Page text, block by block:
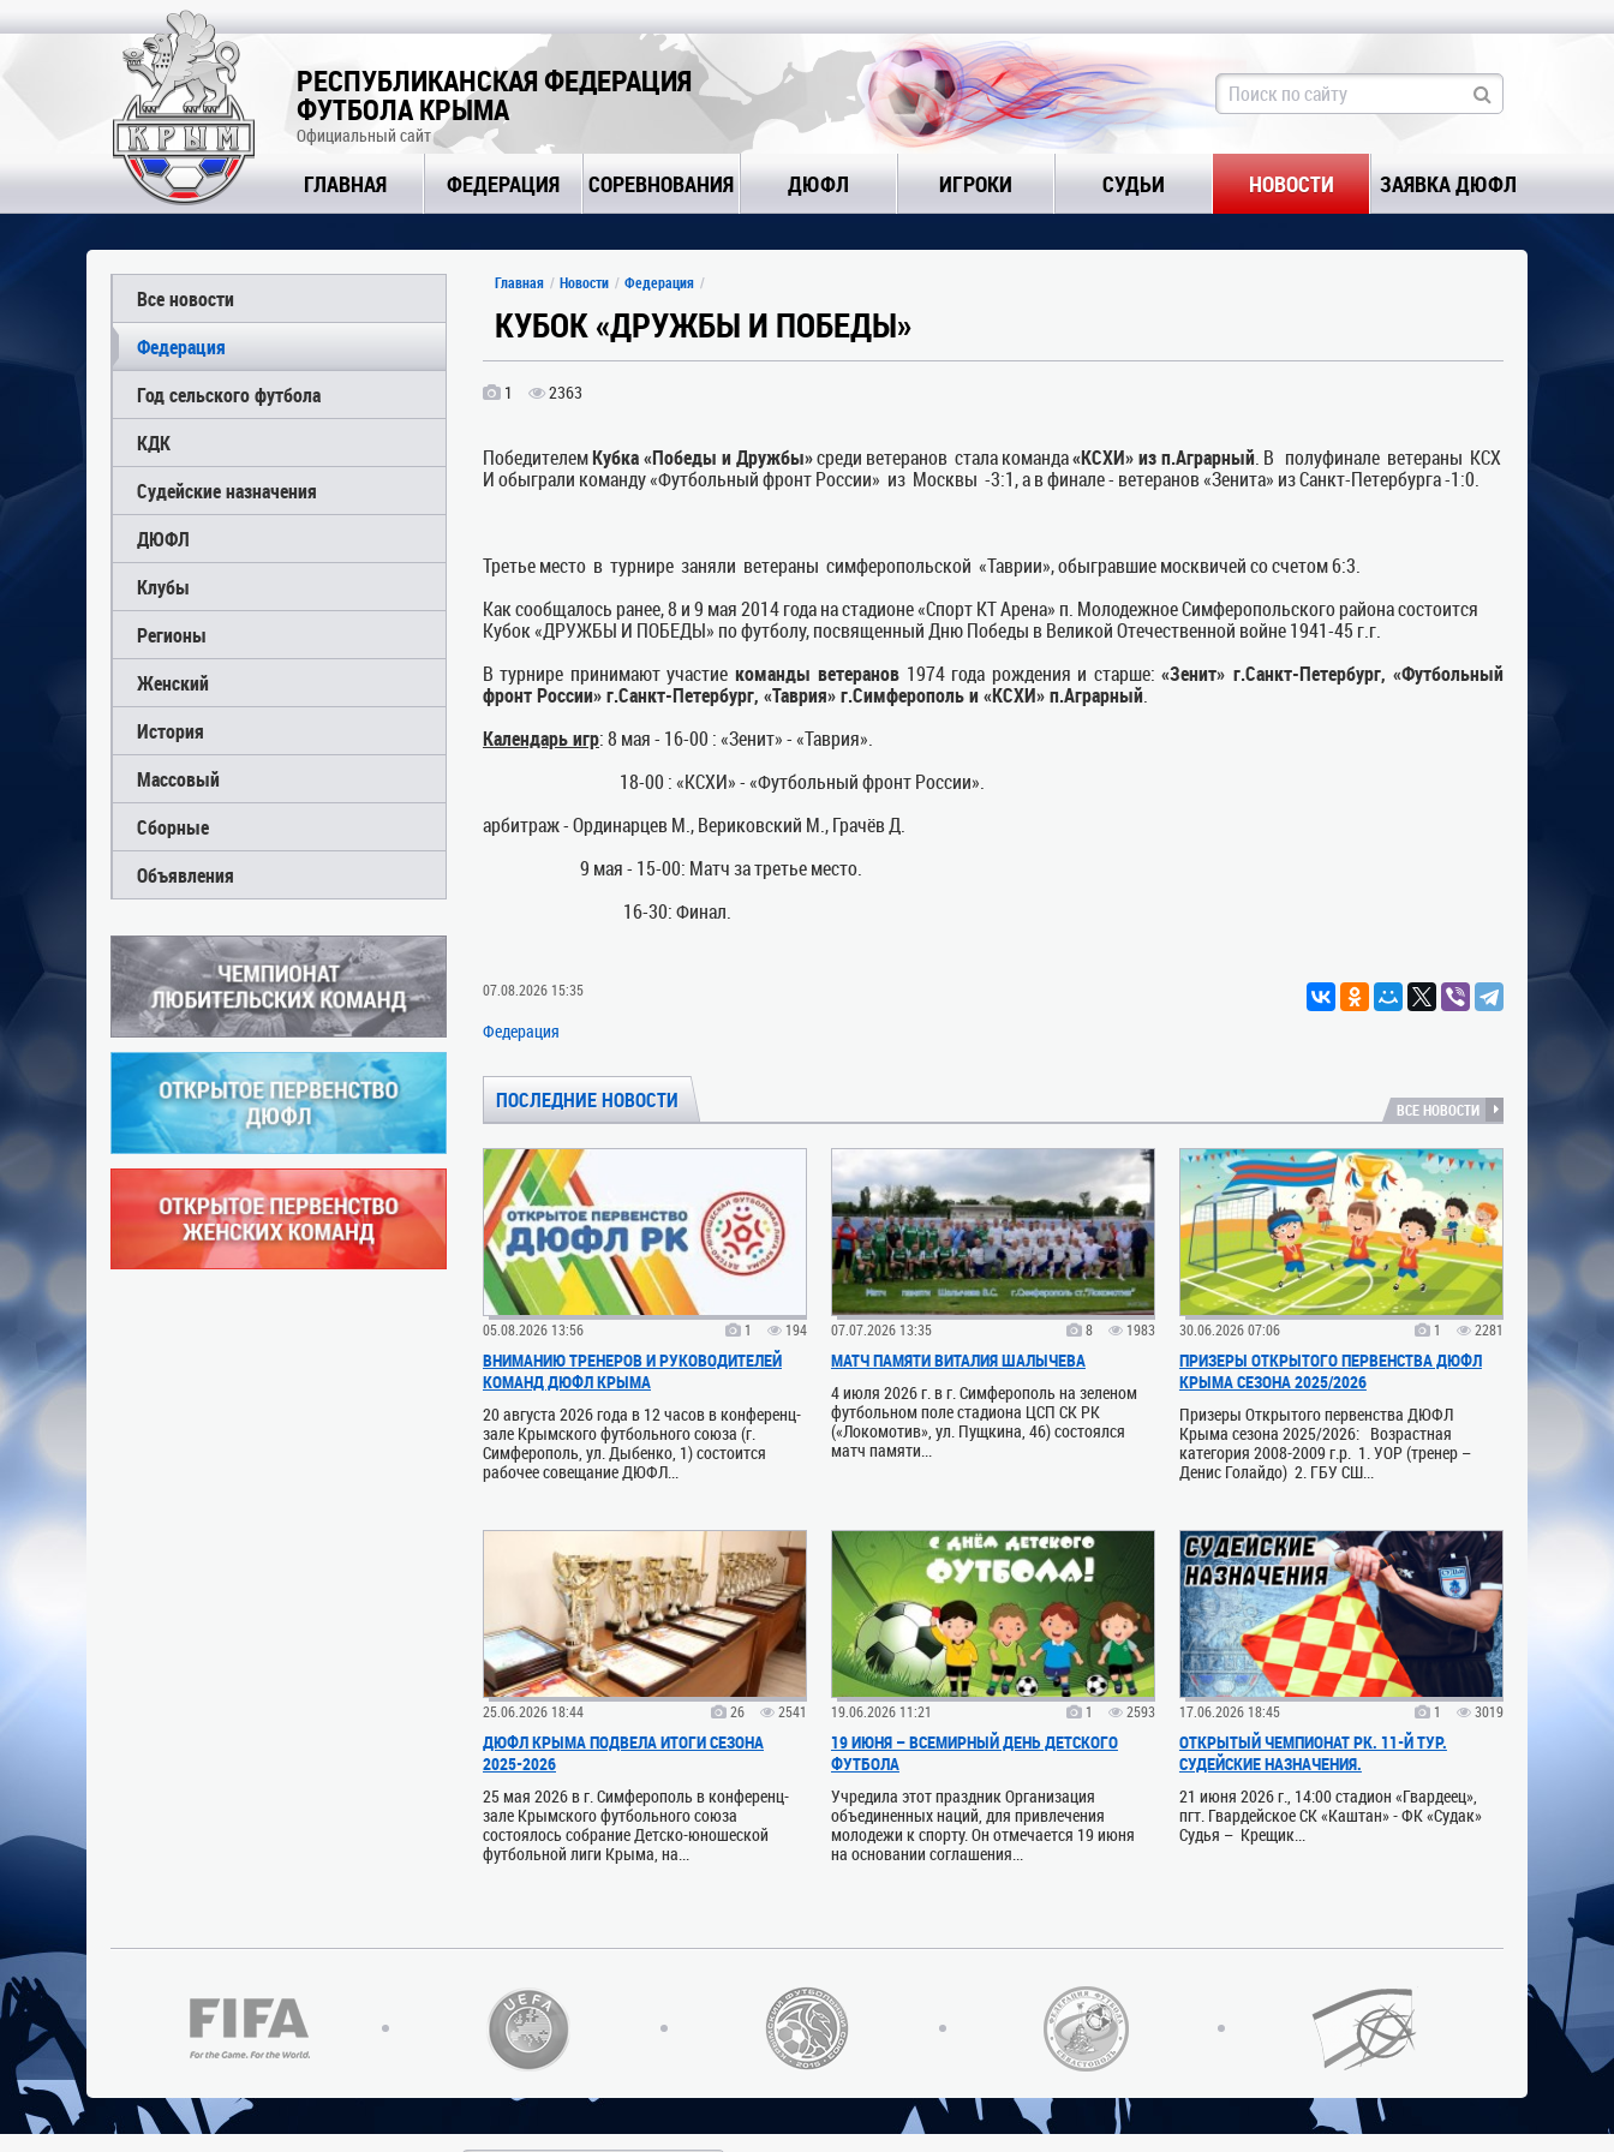
РЕСПУБЛИКАНСКАЯ ФЕДЕРАЦИЯ
ФУТБОЛА КРЫМА
Официальный сайт
ГЛАВНАЯ ФЕДЕРАЦИЯ СОРЕВНОВАНИЯ ДЮФЛ ИГРОКИ СУДЬИ НОВОСТИ ЗАЯВКА ДЮФЛ
Все новости
Федерация
Год сельского футбола
КДК
Судейские назначения
ДЮФЛ
Клубы
Регионы
Женский
История
Массовый
Сборные
Объявления
Главная Новости Федерация
КУБОК «ДРУЖБЫ И ПОБЕДЫ»
1 2363
ПобедителемКубка «Победы и Дружбы»среди ветеранов стала команда«КСХИ» из п.Аграрный . В полуфинале ветераны КСХ
И обыграли команду «Футбольный фронт России» из Москвы -3:1, а в финале - ветеранов «Зенита» из Санкт-Петербурга -1:0.
Третье место в турнире заняли ветераны симферопольской «Таврии», обыгравшие москвичей со счетом 6:3.
Как сообщалось ранее, 8 и 9 мая 2014 года на стадионе «Спорт КТ Арена» п. Молодежное Симферопольского района состоится
Кубок «ДРУЖБЫ И ПОБЕДЫ» по футболу, посвященный Дню Победы в Великой Отечественной войне 1941-45 г.г.
В турнире принимают участие команды ветеранов 1974 года рождения и старше:«Зенит» г.Санкт-Петербург, «Футбольный
фронт России» г.Санкт-Петербург, «Таврия» г.Симферополь и «КСХИ» п.Аграрный
Календарь игр: 8 мая - 16-00 : «Зенит» - «Таврия».
18-00 : «КСХИ» - «Футбольный фронт России».
арбитраж - Ординарцев М., Вериковский М., Грачёв Д.
9 мая - 15-00: Матч за третье место.
16-30: Финал.
07.08.2026 15:35
Федерация
ПОСЛЕДНИЕ НОВОСТИ ВСЕ НОВОСТИ
05.08.2026 13:56 1 194
ВНИМАНИЮ ТРЕНЕРОВ И РУКОВОДИТЕЛЕЙ
КОМАНД ДЮФЛ КРЫМА
20 августа 2026 года в 12 часов в конференц-
зале Крымского футбольного союза (г.
Симферополь, ул. Дыбенко, 1) состоится
рабочее совещание ДЮФЛ...
07.07.2026 13:35 8 1983
МАТЧ ПАМЯТИ ВИТАЛИЯ ШАЛЫЧЕВА
4 июля 2026 г. в г. Симферополь на зеленом
футбольном поле стадиона ЦСП СК РК
(«Локомотив», ул. Пущкина, 46) состоялся
матч памяти...
30.06.2026 07:06 1 2281
ПРИЗЕРЫ ОТКРЫТОГО ПЕРВЕНСТВА ДЮФЛ
КРЫМА СЕЗОНА 2025/2026
Призеры Открытого первенства ДЮФЛ
Крыма сезона 2025/2026: Возрастная
категория 2008-2009 г.р. 1. УОР (тренер –
Денис Голайдо) 2. ГБУ СШ...
25.06.2026 18:44 26 2541
ДЮФЛ КРЫМА ПОДВЕЛА ИТОГИ СЕЗОНА
2025-2026
25 мая 2026 в г. Симферополь в конференц-
зале Крымского футбольного союза
состоялось собрание Детско-юношеской
футбольной лиги Крыма, на...
19.06.2026 11:21 1 2593
19 ИЮНЯ – ВСЕМИРНЫЙ ДЕНЬ ДЕТСКОГО
ФУТБОЛА
Учредила этот праздник Организация
объединенных наций, для привлечения
молодежи к спорту. Он отмечается 19 июня
на основании соглашения...
17.06.2026 18:45 1 3019
ОТКРЫТЫЙ ЧЕМПИОНАТ РК. 11-Й ТУР.
СУДЕЙСКИЕ НАЗНАЧЕНИЯ.
21 июня 2026 г., 14:00 стадион «Гвардеец»,
пгт. Гвардейское СК «Каштан» - ФК «Судак»
Судья – Крещик...